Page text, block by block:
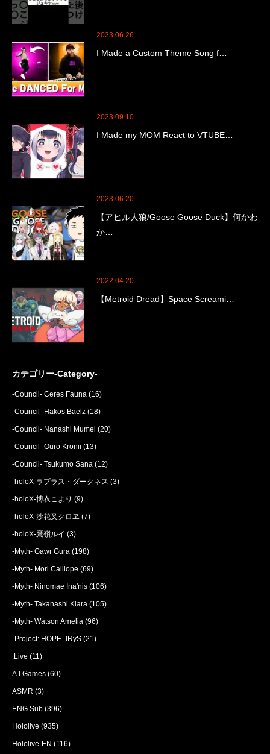
2023.06.26
I Made a Custom Theme Song f…
2023.09.10
I Made my MOM React to VTUBE…
2023.06.20
【アヒル人狼/Goose Goose Duck】何かわ
か…
2022.04.20
【Metroid Dread】Space Screami…
カテゴリー-Category-
-Council- Ceres Fauna (16)
-Council- Hakos Baelz (18)
-Council- Nanashi Mumei (20)
-Council- Ouro Kronii (13)
-Council- Tsukumo Sana (12)
-holoX-ラプラス・ダークネス (3)
-holoX-博衣こより (9)
-holoX-沙花叉クロヱ (7)
-holoX-鷹嶺ルイ (3)
-Myth- Gawr Gura (198)
-Myth- Mori Calliope (69)
-Myth- Ninomae Ina'nis (106)
-Myth- Takanashi Kiara (105)
-Myth- Watson Amelia (96)
-Project: HOPE- IRyS (21)
.Live (11)
A.I.Games (60)
ASMR (3)
ENG Sub (396)
Hololive (935)
Hololive-EN (116)